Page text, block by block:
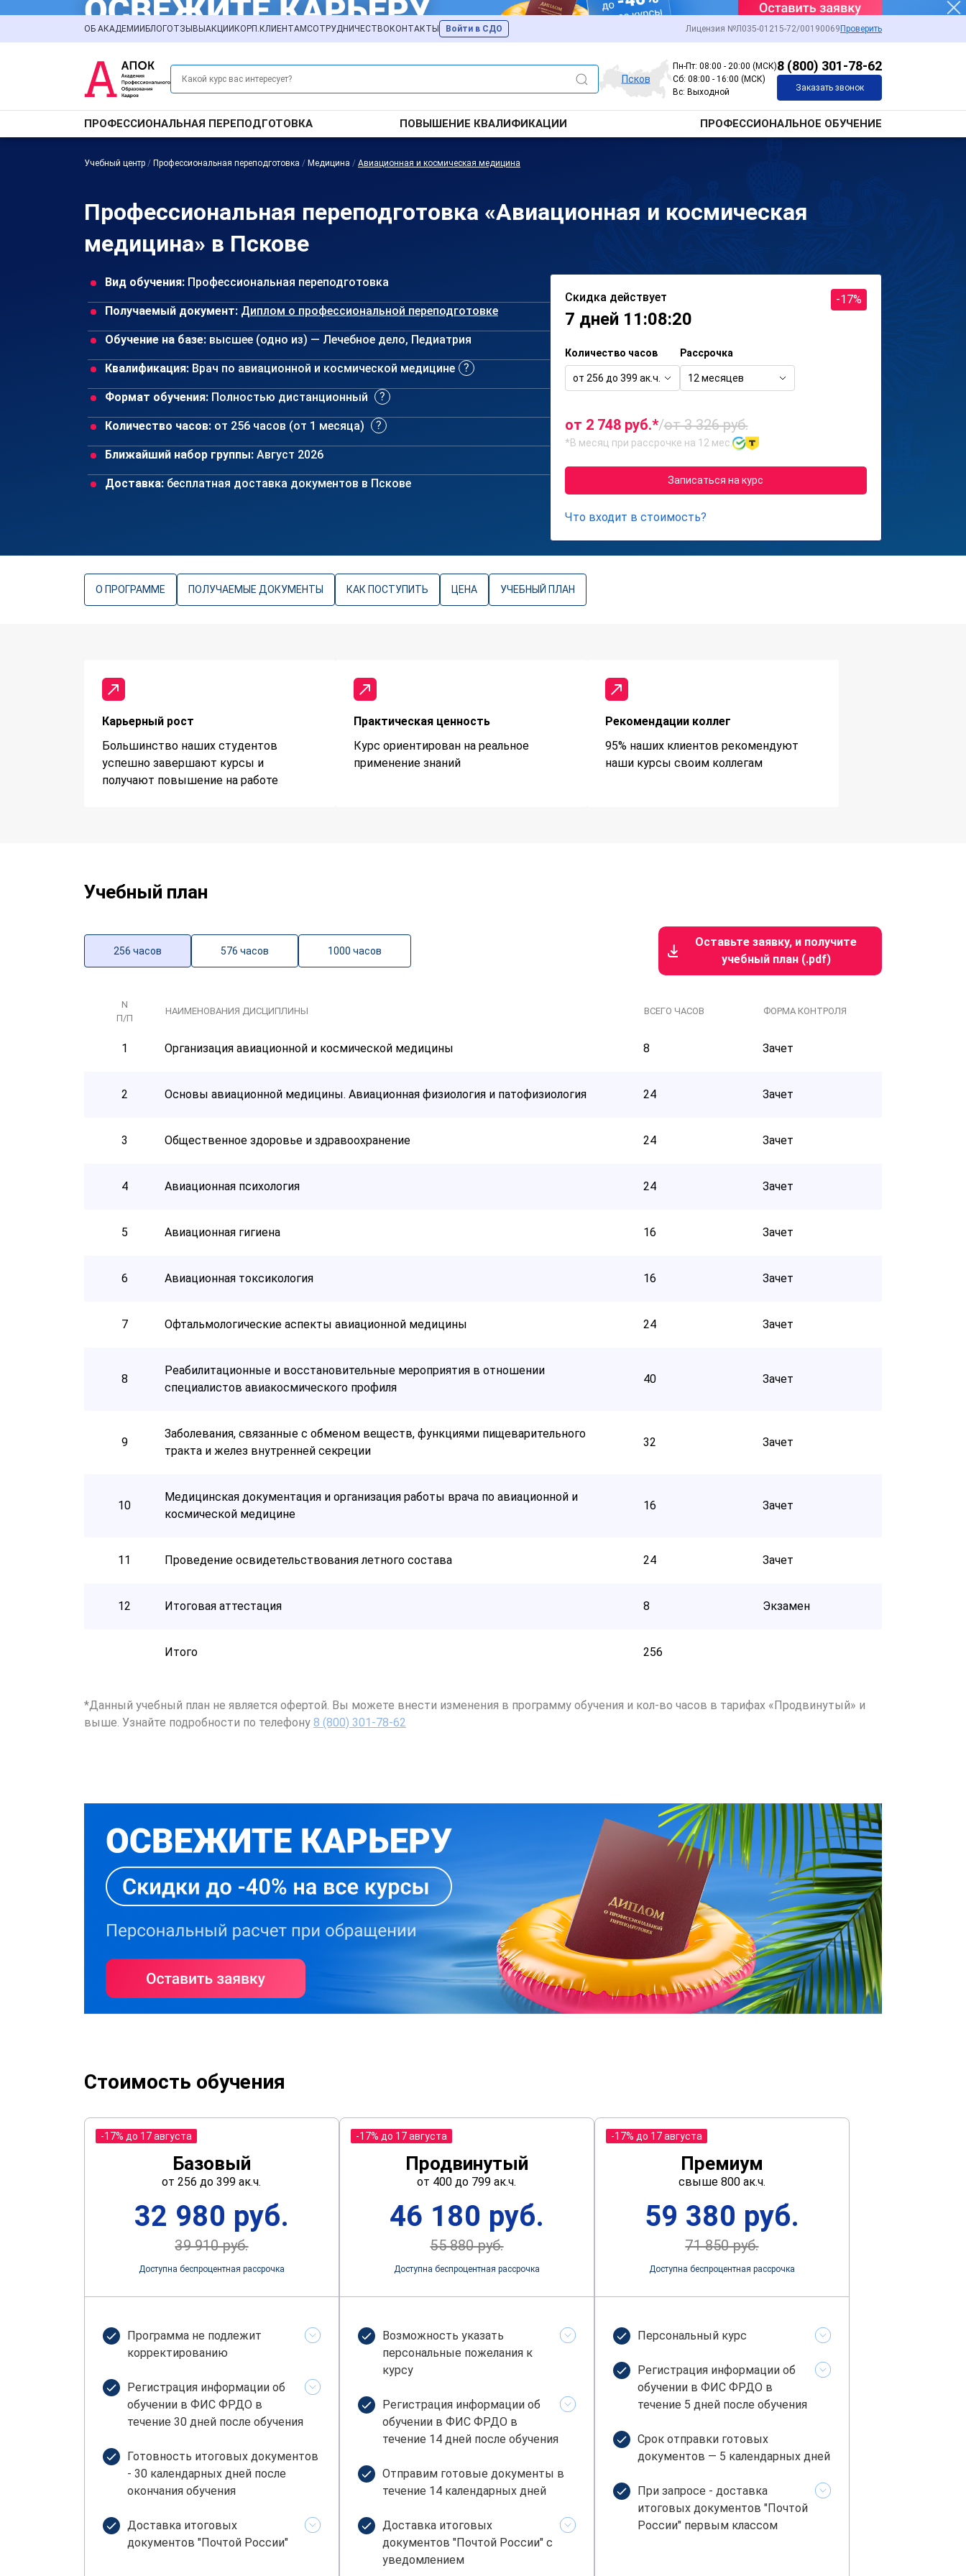
ОБ АКАДЕМИИ БЛОГОТЗЫВЫ АКЦИИ КОРП.КЛИЕНТАМСОТРУДНИЧЕСТВО КОНТАКТЫ Войти в СДО Лицензия №Л035-01215-72/00190069 Проверить
Псков
Пн-Пт: 08:00 - 20:00 (МСК)
Сб: 08:00 - 16:00 (МСК)
Вс: Выходной
8 (800) 301-78-62
Заказать звонок
ПРОФЕССИОНАЛЬНАЯ ПЕРЕПОДГОТОВКА ПОВЫШЕНИЕ КВАЛИФИКАЦИИ ПРОФЕССИОНАЛЬНОЕ ОБУЧЕНИЕ
Учебный центр / Профессиональная переподготовка / Медицина / Авиационная и космическая медицина
Профессиональная переподготовка «Авиационная и космическая
медицина» в Пскове
Вид обучения: Профессиональная переподготовка
Получаемый документ: Диплом о профессиональной переподготовке
Обучение на базе: высшее (одно из) — Лечебное дело, Педиатрия
Квалификация: Врач по авиационной и космической медицине
Формат обучения: Полностью дистанционный
Количество часов: от 256 часов (от 1 месяца)
Ближайший набор группы: Август 2026
Доставка: бесплатная доставка документов в Пскове
Скидка действует
7 дней 11:08:20
-17%
Количество часов
от 256 до 399 ак.ч.
Рассрочка
12 месяцев
от 2 748 руб.*/от 3 326 руб.
*В месяц при рассрочке на 12 мес.
Записаться на курс
Что входит в стоимость?
О ПРОГРАММЕ ПОЛУЧАЕМЫЕ ДОКУМЕНТЫ КАК ПОСТУПИТЬ ЦЕНА УЧЕБНЫЙ ПЛАН
Карьерный рост
Большинство наших студентов
успешно завершают курсы и
получают повышение на работе
Практическая ценность
Курс ориентирован на реальное
применение знаний
Рекомендации коллег
95% наших клиентов рекомендуют
наши курсы своим коллегам
Учебный план
256 часов 576 часов 1000 часов
Оставьте заявку, и получите
учебный план (.pdf)
N
П/П
НАИМЕНОВАНИЯ ДИСЦИПЛИНЫ ВСЕГО ЧАСОВ ФОРМА КОНТРОЛЯ
1 Организация авиационной и космической медицины 8 Зачет
2 Основы авиационной медицины. Авиационная физиология и патофизиология 24 Зачет
3 Общественное здоровье и здравоохранение 24 Зачет
4 Авиационная психология 24 Зачет
5 Авиационная гигиена 16 Зачет
6 Авиационная токсикология 16 Зачет
7 Офтальмологические аспекты авиационной медицины 24 Зачет
8
Реабилитационные и восстановительные мероприятия в отношении
специалистов авиакосмического профиля
40 Зачет
9
Заболевания, связанные с обменом веществ, функциями пищеварительного
тракта и желез внутренней секреции
32 Зачет
10
Медицинская документация и организация работы врача по авиационной и
космической медицине
16 Зачет
11 Проведение освидетельствования летного состава 24 Зачет
12 Итоговая аттестация 8 Экзамен
Итого 256
*Данный учебный план не является офертой. Вы можете внести изменения в программу обучения и кол-во часов в тарифах «Продвинутый» и
выше. Узнайте подробности по телефону 8 (800) 301-78-62
Стоимость обучения
-17% до 17 августа
Базовый
от 256 до 399 ак.ч.
32 980 руб.
39 910 руб.
Доступна беспроцентная рассрочка
Программа не подлежит
корректированию
Регистрация информации об
обучении в ФИС ФРДО в
течение 30 дней после обучения
Готовность итоговых документов
- 30 календарных дней после
окончания обучения
Доставка итоговых
документов "Почтой России"
-17% до 17 августа
Продвинутый
от 400 до 799 ак.ч.
46 180 руб.
55 880 руб.
Доступна беспроцентная рассрочка
Возможность указать
персональные пожелания к
курсу
Регистрация информации об
обучении в ФИС ФРДО в
течение 14 дней после обучения
Отправим готовые документы в
течение 14 календарных дней
Доставка итоговых
документов "Почтой России" с
уведомлением
-17% до 17 августа
Премиум
свыше 800 ак.ч.
59 380 руб.
71 850 руб.
Доступна беспроцентная рассрочка
Персональный курс
Регистрация информации об
обучении в ФИС ФРДО в
течение 5 дней после обучения
Срок отправки готовых
документов — 5 календарных дней
При запросе - доставка
итоговых документов "Почтой
России" первым классом